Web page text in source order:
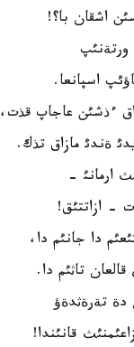
اشقان با؟!
ورتةنئپ
اسپانعا.
ءذشئن عاجاپ قذت،
ةندئ مازاق تذك.
ارمانئ -
- ازاتتئق!
دا جانئم دا،
تاثئم دا.
دة تةرةثدةؤ
قانئندا!